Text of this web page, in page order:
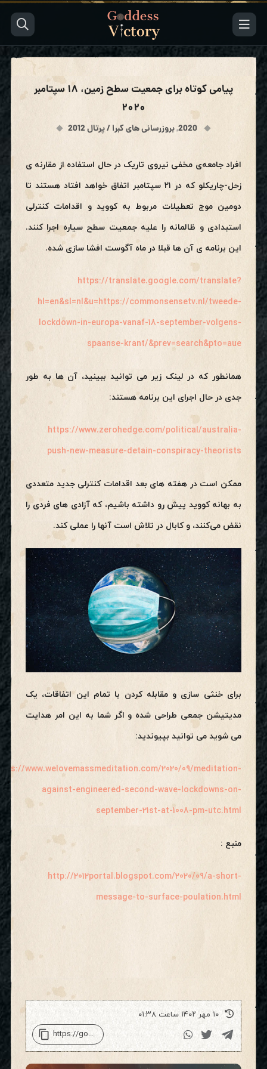
پیامی کوتاه برای جمعیت سطح زمین، ۱۸ سپتامبر
۲۰۲۰
2020
,بروزرسانی های کبرا / پرتال 2012
افراد جامعه‌ی مخفی نیروی تاریک در حال استفاده از مقارنه ی
زحل-چاریکلو که در ۲۱ سپتامبر اتفاق خواهد افتاد هستند تا
دومین موج تعطیلات مربوط به کووید و اقدامات کنترلی
استبدادی و ظالمانه را علیه جمعیت سطح سیاره اجرا کنند.
این برنامه ی آن ها قبلا در ماه آگوست افشا سازی شده.
https://translate.google.com/translate?
hl=en&sl=nl&u=https://commonsensetv.nl/tweede-
lockdown-in-europa-vanaf-18-september-volgens-
spaanse-krant/&prev=search&pto=aue
همانطور که در لینک زیر می توانید ببینید، آن ها به طور
جدی در حال اجرای این برنامه هستند:
https://www.zerohedge.com/political/australia-
push-new-measure-detain-conspiracy-theorists
ممکن است در هفته های بعد اقدامات کنترلی جدید متعددی
به بهانه کووید پیش رو داشته باشیم، که آزادی های فردی را
نقض می‌کنند، و کابال در تلاش است آنها را عملی کند.
برای خنثی سازی و مقابله کردن با تمام این اتفاقات، یک
مدیتیشن جمعی طراحی شده و اگر شما به این امر هدایت
می شوید می توانید بپیوندید:
www.welovemassmeditation.com/2020/09/meditation-
against-engineered-second-wave-lockdowns-on-
september-21st-at-1008-pm-utc.html
منبع :
http://2012portal.blogspot.com/2020/09/a-short-
message-to-surface-poulation.html
۱۰ مهر ۱۴۰۲ ساعت ۰۱:۳۸